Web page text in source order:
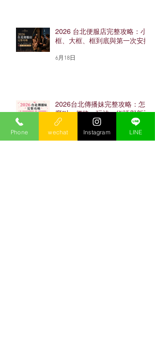
2026 台北便服店完整攻略：小
框、大框、框到底與第一次安排
6月18日
2026台北傳播妹完整攻略：怎
麼叫、價格、玩法、術語與新手
避雷
4月2日
Phone wechat Instagram LINE